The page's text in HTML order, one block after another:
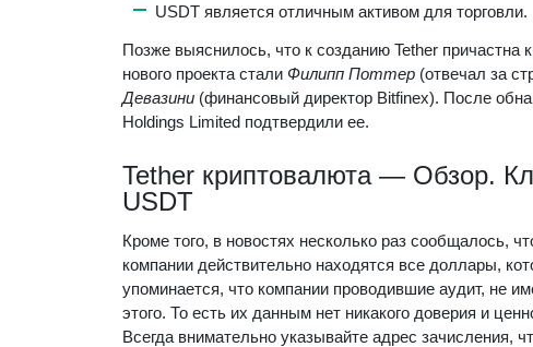
USDT является отличным активом для торговли.
Позже выяснилось, что к созданию Tether
нового проекта стали Филипп Поттер (отвечал за
Девазини (финансовый директор Bitfinex). После
Holdings Limited подтвердили ее.
Tether криптовалюта — Обзор.
USDT
Кроме того, в новостях несколько раз сообщалось,
компании действительно находятся все доллары,
упоминается, что компании проводившие аудит, не
этого. То есть их данным нет никакого доверия и
Всегда внимательно указывайте адрес зачисления,